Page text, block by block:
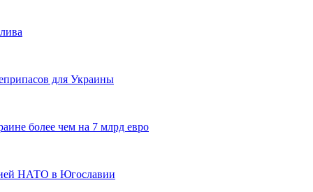
для Украины
более чем на 7 млрд евро
НАТО в Югославии